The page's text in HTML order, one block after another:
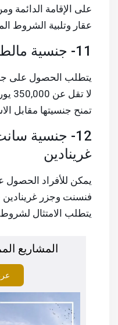
على الإقامة الدائمة
عقار وتلبية الشروط
11- جنسية مالطا
يتطلب الحصول على
لا
تمنح جنسيتها مقابل
12- جنسية
غرينادين
يمكن للأفراد
فنسنت وجزر غرينادين
يتطلب الامتثال
المشاريع